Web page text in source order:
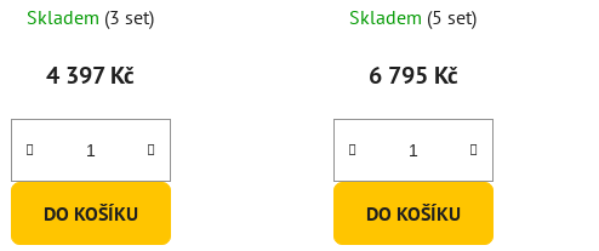
Skladem (3 set)
4 397 Kč
DO KOŠÍKU
Skladem (5 set)
6 795 Kč
DO KOŠÍKU